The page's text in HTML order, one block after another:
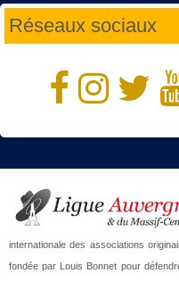
Réseaux sociaux
internationale des associations
fondée par Louis Bonnet pour